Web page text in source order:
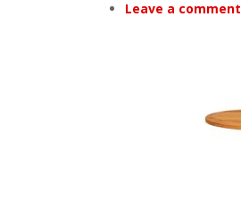
Leave a comment